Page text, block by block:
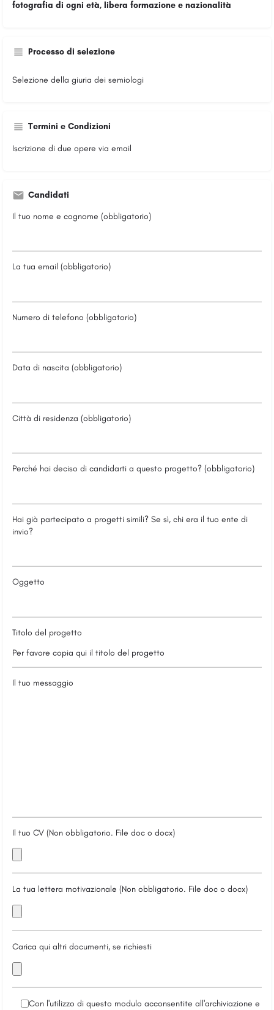
fotografia di ogni età, libera formazione e nazionalità
Processo di selezione
Selezione della giuria dei semiologi
Termini e Condizioni
Iscrizione di due opere via email
Candidati
Il tuo nome e cognome (obbligatorio)
La tua email (obbligatorio)
Numero di telefono (obbligatorio)
Data di nascita (obbligatorio)
Città di residenza (obbligatorio)
Perché hai deciso di candidarti a questo progetto? (obbligatorio)
Hai già partecipato a progetti simili? Se sì, chi era il tuo ente di
invio?
Oggetto
Titolo del progetto
Si prega di lasciare vuoto questo campo.
Il tuo messaggio
Il tuo CV (Non obbligatorio. File doc o docx)
La tua lettera motivazionale (Non obbligatorio. File doc o docx)
Carica qui altri documenti, se richiesti
Con l'utilizzo di questo modulo acconsentite all'archiviazione e